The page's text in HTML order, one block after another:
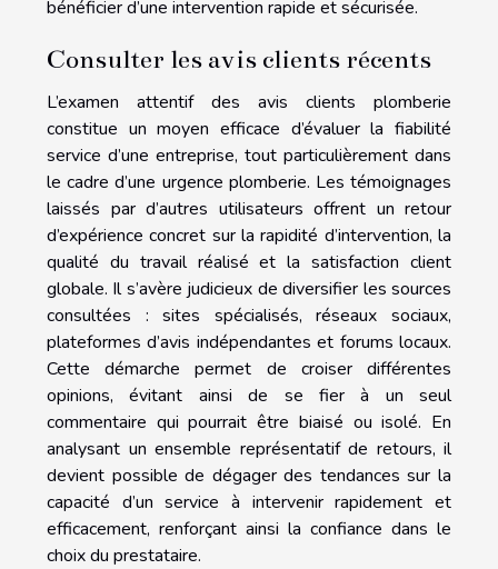
bénéficier d’une intervention rapide et sécurisée.
Consulter les avis clients récents
L’examen attentif des avis clients plomberie
constitue un moyen efficace d’évaluer la fiabilité
service d’une entreprise, tout particulièrement dans
le cadre d’une urgence plomberie. Les témoignages
laissés par d’autres utilisateurs offrent un retour
d’expérience concret sur la rapidité d’intervention, la
qualité du travail réalisé et la satisfaction client
globale. Il s’avère judicieux de diversifier les sources
consultées : sites spécialisés, réseaux sociaux,
plateformes d’avis indépendantes et forums locaux.
Cette démarche permet de croiser différentes
opinions, évitant ainsi de se fier à un seul
commentaire qui pourrait être biaisé ou isolé. En
analysant un ensemble représentatif de retours, il
devient possible de dégager des tendances sur la
capacité d’un service à intervenir rapidement et
efficacement, renforçant ainsi la confiance dans le
choix du prestataire.